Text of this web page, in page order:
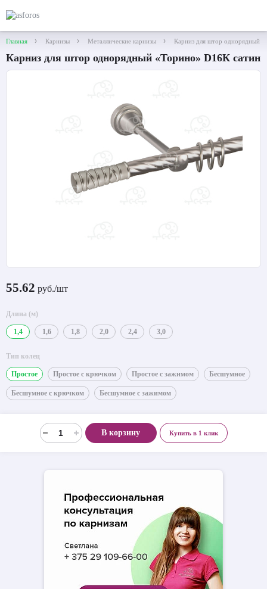
Главная Карнизы Металлические карнизы Карниз для штор однорядный
Карниз для штор однорядный «Торино» D16К сатин
55.62 руб./шт
Длина (м)
1,4 1,6 1,8 2,0 2,4 3,0
Тип колец
Простое Простое с крючком Простое с зажимом Бесшумное
Бесшумное с крючком Бесшумное с зажимом
В корзину Купить в 1 клик